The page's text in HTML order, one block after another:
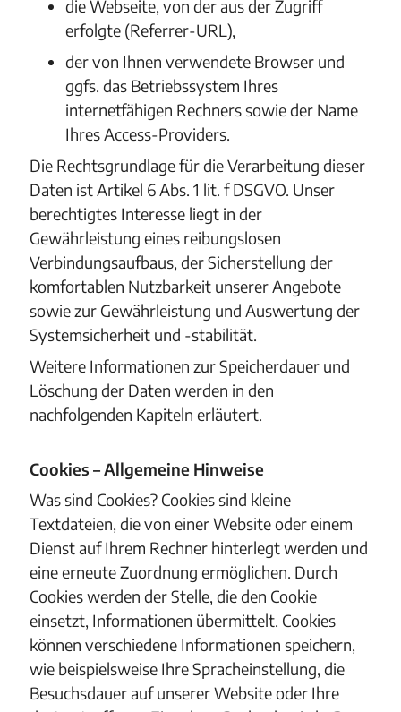
die Webseite, von der aus der Zugriff
erfolgte (Referrer-URL),
der von Ihnen verwendete Browser und
ggfs. das Betriebssystem Ihres
internetfähigen Rechners sowie der Name
Ihres Access-Providers.
Die Rechtsgrundlage für die Verarbeitung dieser
Daten ist Artikel 6 Abs. 1 lit. f DSGVO. Unser
berechtigtes Interesse liegt in der
Gewährleistung eines reibungslosen
Verbindungsaufbaus, der Sicherstellung der
komfortablen Nutzbarkeit unserer Angebote
sowie zur Gewährleistung und Auswertung der
Systemsicherheit und -stabilität.
Weitere Informationen zur Speicherdauer und
Löschung der Daten werden in den
nachfolgenden Kapiteln erläutert.
Cookies – Allgemeine Hinweise
Was sind Cookies? Cookies sind kleine
Textdateien, die von einer Website oder einem
Dienst auf Ihrem Rechner hinterlegt werden und
eine erneute Zuordnung ermöglichen. Durch
Cookies werden der Stelle, die den Cookie
einsetzt, Informationen übermittelt. Cookies
können verschiedene Informationen speichern,
wie beispielsweise Ihre Spracheinstellung, die
Besuchsdauer auf unserer Website oder Ihre